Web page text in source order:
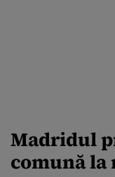
Madridul
comună la